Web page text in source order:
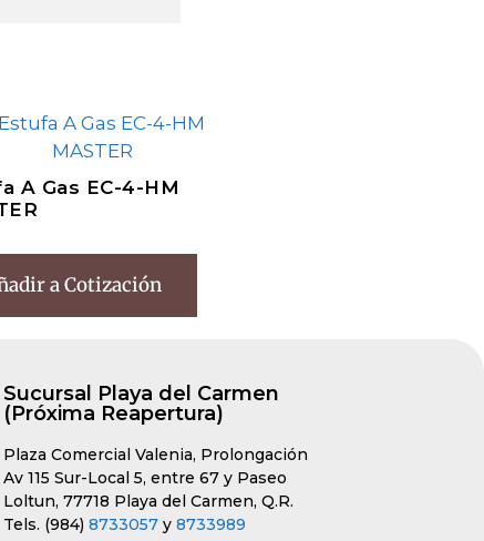
A Gas EC-4-HM
a Cotización
Sucursal Playa del Carmen
(Próxima Reapertura)
Plaza Comercial Valenia, Prolongación
Av 115 Sur-Local 5, entre 67 y Paseo
Loltun, 77718 Playa del Carmen, Q.R.
Tels. (984) 8733057 y 8733989